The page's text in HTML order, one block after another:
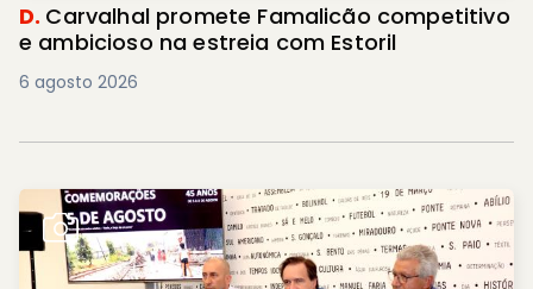
D. Carvalhal promete Famalicão competitivo
e ambicioso na estreia com Estoril
6 agosto 2026